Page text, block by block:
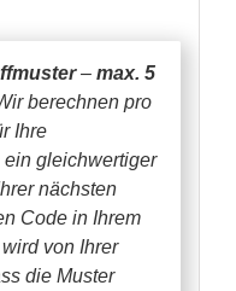
– max. 5
berechnen pro
Ihre
gleichwertiger
nächsten
Code in Ihrem
von Ihrer
die Muster